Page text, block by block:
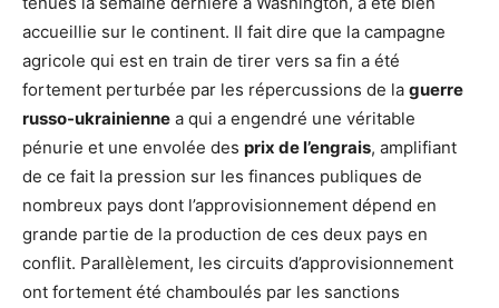
accueillie sur le continent. Il fait dire que la campagne
agricole qui est en train de tirer vers sa fin a été
fortement perturbée par les répercussions de la guerre
russo-ukrainienne a qui a engendré une véritable
pénurie et une envolée des prix de l’engrais, amplifiant
de ce fait la pression sur les finances publiques de
nombreux pays dont l’approvisionnement dépend en
grande partie de la production de ces deux pays en
conflit. Parallèlement, les circuits d’approvisionnement
ont fortement été chamboulés par les sanctions